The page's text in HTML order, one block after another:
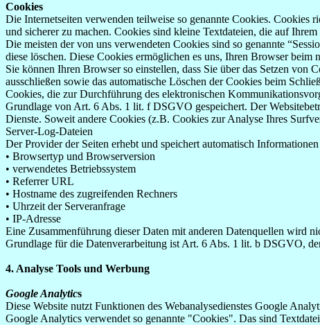
Cookies
Die Internetseiten verwenden teilweise so genannte Cookies. Cookies
und sicherer zu machen. Cookies sind kleine Textdateien, die auf
Die meisten der von uns verwendeten Cookies sind so genannte
diese löschen. Diese Cookies ermöglichen es uns, Ihren Browser beim
Sie können Ihren Browser so einstellen, dass Sie über das Setzen
ausschließen sowie das automatische Löschen der Cookies beim
Cookies, die zur Durchführung des elektronischen
Grundlage von Art. 6 Abs. 1 lit. f DSGVO gespeichert. Der
Dienste. Soweit andere Cookies (z.B. Cookies zur Analyse Ihres
Server-Log-Dateien
Der Provider der Seiten erhebt und speichert automatisch
• Browsertyp und Browserversion
• verwendetes Betriebssystem
• Referrer URL
• Hostname des zugreifenden Rechners
• Uhrzeit der Serveranfrage
• IP-Adresse
Eine Zusammenführung dieser Daten mit anderen Datenquellen wird
Grundlage für die Datenverarbeitung ist Art. 6 Abs. 1 lit. b DSGVO,
4. Analyse Tools und Werbung
Google Analytics
Diese Website nutzt Funktionen des Webanalysedienstes Google
Google Analytics verwendet so genannte "Cookies". Das sind